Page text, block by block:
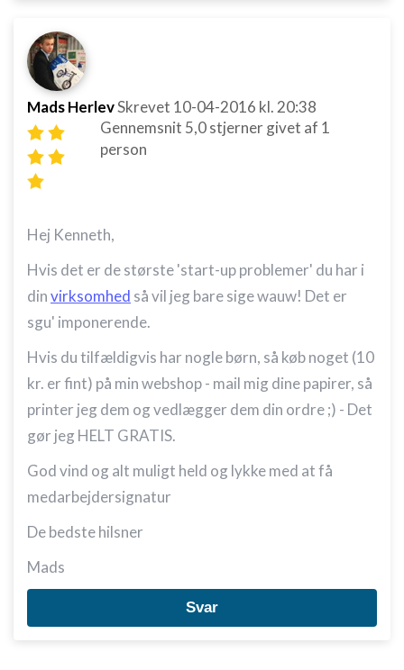
Mads HerlevSkrevet 10-04-2016 kl. 20:38
Gennemsnit 5,0stjerner givet af 1
person
Hej Kenneth,
Hvis det er de største 'start-up problemer' du har i
dinvirksomhed så vil jeg bare sige wauw! Det er
sgu' imponerende.
Hvis du tilfældigvis har nogle børn, så køb noget (10
kr. er fint) på min webshop - mail mig dine papirer, så
printer jeg dem og vedlægger dem din ordre ;) - Det
gør jeg HELT GRATIS.
God vind og alt muligt held og lykke med at få
medarbejdersignatur
De bedste hilsner
Mads
Svar